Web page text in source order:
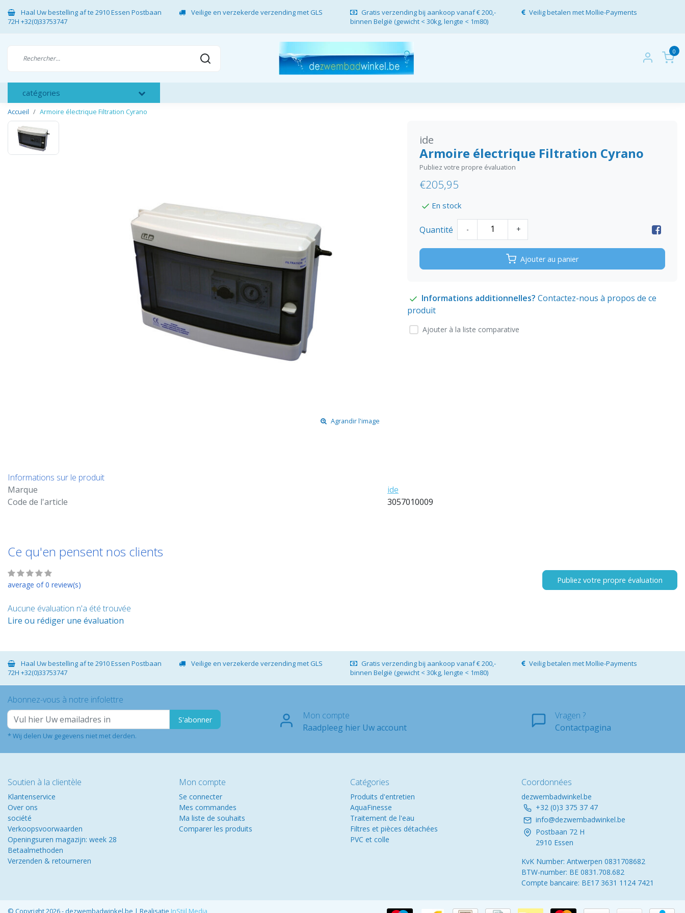
Haal Uw bestelling af te 2910 Essen Postbaan
72H +32(0)33753747
Veilige en verzekerde verzending met GLS
Gratis verzending bij aankoop vanaf € 200,-
binnen België (gewicht < 30kg, lengte < 1m80)
Veilig betalen met Mollie-Payments
0
catégories
Accueil Armoire électrique Filtration Cyrano
Agrandir l'image
ide
Armoire électrique Filtration Cyrano
Publiez votre propre évaluation
€205,95
En stock
Quantité - +
Ajouter au panier
Informations additionnelles? Contactez-nous à propos de ce
produit
Ajouter à la liste comparative
Informations sur le produit
Marque
ide
Code de l'article
3057010009
Ce qu'en pensent nos clients
average of 0 review(s) Publiez votre propre évaluation
Aucune évaluation n'a été trouvée
Lire ou rédiger une évaluation
Haal Uw bestelling af te 2910 Essen Postbaan
72H +32(0)33753747
Veilige en verzekerde verzending met GLS
Gratis verzending bij aankoop vanaf € 200,-
binnen België (gewicht < 30kg, lengte < 1m80)
Veilig betalen met Mollie-Payments
Abonnez-vous à notre infolettre
S'abonner
* Wij delen Uw gegevens niet met derden.
Mon compte
Raadpleeg hier Uw account
Vragen ?
Contactpagina
Soutien à la clientèle
Klantenservice
Over ons
société
Verkoopsvoorwaarden
Openingsuren magazijn: week 28
Betaalmethoden
Verzenden & retourneren
Mon compte
Se connecter
Mes commandes
Ma liste de souhaits
Comparer les produits
Catégories
Produits d'entretien
AquaFinesse
Traitement de l'eau
Filtres et pièces détachées
PVC et colle
Coordonnées
dezwembadwinkel.be
+32 (0)3 375 37 47
info@dezwembadwinkel.be
Postbaan 72 H
2910 Essen
KvK Number: Antwerpen 0831708682
BTW-number: BE 0831.708.682
Compte bancaire: BE17 3631 1124 7421
© Copyright 2026 - dezwembadwinkel.be | Realisatie InStijl Media